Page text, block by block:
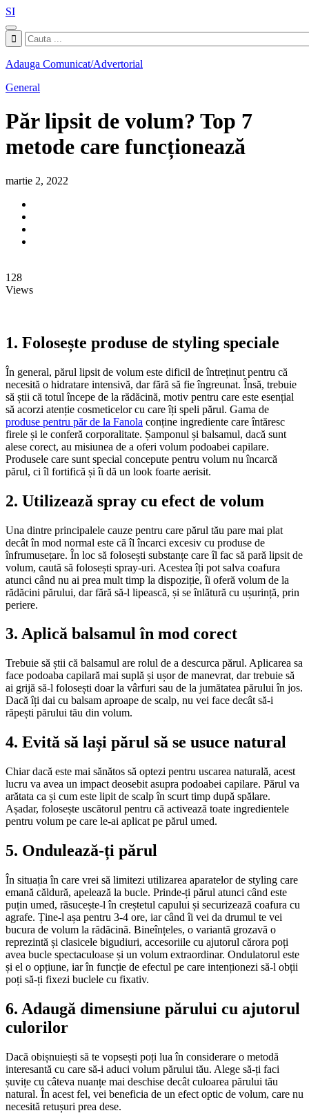
SI
Adauga Comunicat/Advertorial
General
Păr lipsit de volum? Top 7
metode care funcționează
martie 2, 2022
128
Views
1. Folosește produse de styling speciale
În general, părul lipsit de volum este dificil de întreținut pentru că
necesită o hidratare intensivă, dar fără să fie îngreunat. Însă, trebuie
să știi că totul începe de la rădăcină, motiv pentru care este esențial
să acorzi atenție cosmeticelor cu care îți speli părul. Gama de
produse pentru păr de la Fanola conține ingrediente care întăresc
firele și le conferă corporalitate. Șamponul și balsamul, dacă sunt
alese corect, au misiunea de a oferi volum podoabei capilare.
Produsele care sunt special concepute pentru volum nu încarcă
părul, ci îl fortifică și îi dă un look foarte aerisit.
2. Utilizează spray cu efect de volum
Una dintre principalele cauze pentru care părul tău pare mai plat
decât în mod normal este că îl încarci excesiv cu produse de
înfrumusețare. În loc să folosești substanțe care îl fac să pară lipsit de
volum, caută să folosești spray-uri. Acestea îți pot salva coafura
atunci când nu ai prea mult timp la dispoziție, îi oferă volum de la
rădăcini părului, dar fără să-l lipească, și se înlătură cu ușurință, prin
periere.
3. Aplică balsamul în mod corect
Trebuie să știi că balsamul are rolul de a descurca părul. Aplicarea sa
face podoaba capilară mai suplă și ușor de manevrat, dar trebuie să
ai grijă să-l folosești doar la vârfuri sau de la jumătatea părului în jos.
Dacă îți dai cu balsam aproape de scalp, nu vei face decât să-i
răpești părului tău din volum.
4. Evită să lași părul să se usuce natural
Chiar dacă este mai sănătos să optezi pentru uscarea naturală, acest
lucru va avea un impact deosebit asupra podoabei capilare. Părul va
arătata ca și cum este lipit de scalp în scurt timp după spălare.
Așadar, folosește uscătorul pentru că activează toate ingredientele
pentru volum pe care le-ai aplicat pe părul umed.
5. Ondulează-ți părul
În situația în care vrei să limitezi utilizarea aparatelor de styling care
emană căldură, apelează la bucle. Prinde-ți părul atunci când este
puțin umed, răsucește-l în creștetul capului și securizează coafura cu
agrafe. Ține-l așa pentru 3-4 ore, iar când îi vei da drumul te vei
bucura de volum la rădăcină. Bineînțeles, o variantă grozavă o
reprezintă și clasicele bigudiuri, accesoriile cu ajutorul cărora poți
avea bucle spectaculoase și un volum extraordinar. Ondulatorul este
și el o opțiune, iar în funcție de efectul pe care intenționezi să-l obții
poți să-ți fixezi buclele cu fixativ.
6. Adaugă dimensiune părului cu ajutorul
culorilor
Dacă obișnuiești să te vopsești poți lua în considerare o metodă
interesantă cu care să-i aduci volum părului tău. Alege să-ți faci
șuvițe cu câteva nuanțe mai deschise decât culoarea părului tău
natural. În acest fel, vei beneficia de un efect optic de volum, care nu
necesită retușuri prea dese.